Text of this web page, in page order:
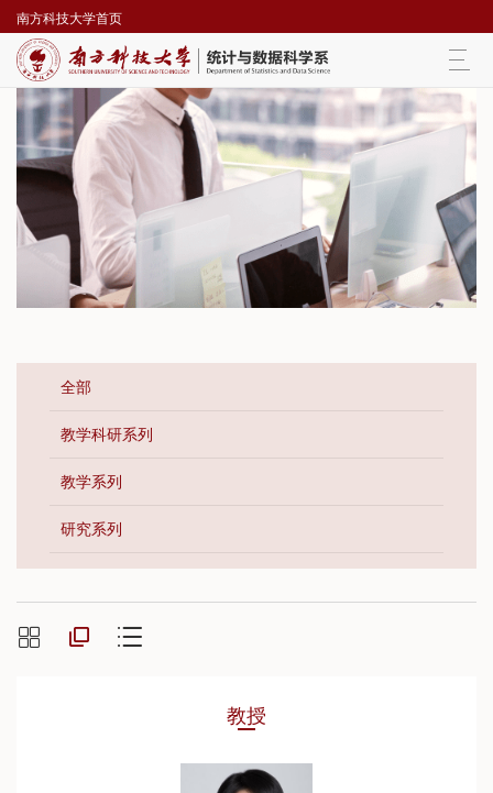
南方科技大学首页
全部
教学科研系列
教学系列
研究系列
教授